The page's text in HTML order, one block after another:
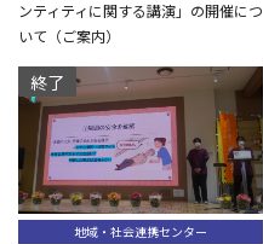
ンティティに関する講演」の開催につ
いて（ご案内）
終了
地域・社会連携センター